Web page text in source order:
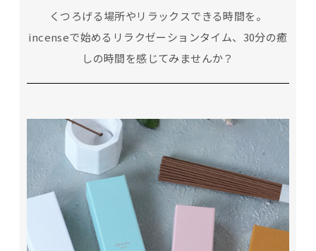
くつろげる場所やリラックスできる時間を。
incenseで始めるリラクゼーションタイム、30分の癒
しの時間を感じてみませんか？